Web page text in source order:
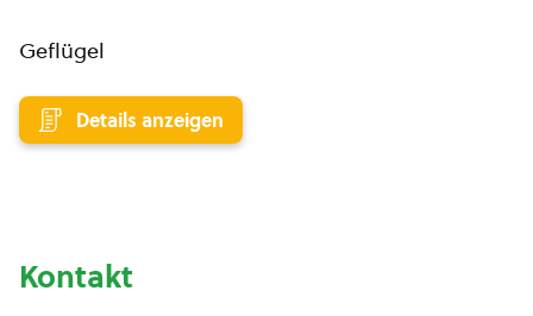
Geflügel
Details anzeigen
Kontakt